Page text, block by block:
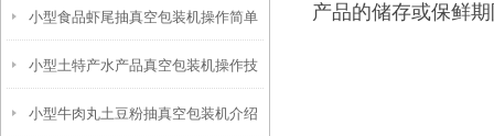
小型食品虾尾抽真空包装机操作简单
小型土特产水产品真空包装机操作技
术
小型牛肉丸土豆粉抽真空包装机介绍
产品的储存或保鲜